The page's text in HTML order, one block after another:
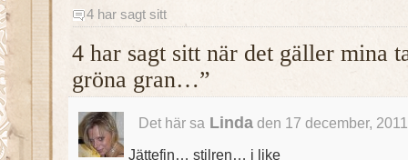
4 har sagt sitt
4 har sagt sitt när det gäller mina
gröna gran…”
Det här sa Lindaden 17 december,
Jättefin… stilren… i like